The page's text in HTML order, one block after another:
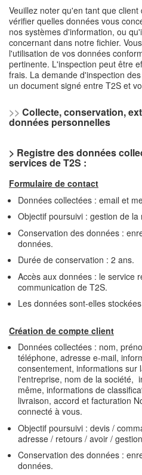
Veuillez noter qu'en tant que
vérifier quelles données vous
nos systèmes d'information, ou
concernant dans notre fichier.
l'utilisation de vos données
pertinente. L'inspection peut être
frais. La demande d'inspection
un document signé entre T2S et
>> Collecte, conservation,
données personnelles
> Registre des données
services de T2S :
Formulaire de contact
Données collectées : email et
Objectif poursuivi : gestion de la
Conservation des données :
données.
Durée de conservation : 2 ans.
Accès aux données : le service
communication de T2S.
Les données sont-elles
Création de compte client
Données collectées : nom,
téléphone, adresse e-mail,
consentement, informations sur
l'entreprise, nom de la société,
même, informations de
livraison, accord et facturation
connecté à vous.
Objectif poursuivi : devis /
adresse / retours / avoir /
Conservation des données :
données.